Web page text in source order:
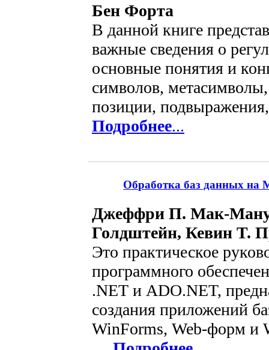
Бен Форта
В данной книге
важные сведения о
основные понятия и
символов,
позиции,
Подробнее...
Обработка баз данных на
Джеффри П. Мак-
Голдштейн, Кевин T.
Это практическое
программного
.NET и ADO.NET,
создания приложений
WinForms, Web-форм и